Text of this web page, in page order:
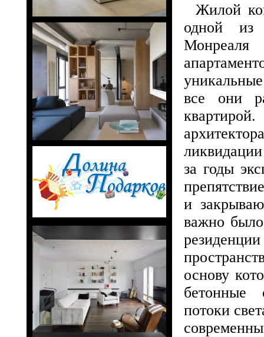
Жилой
одной из
все они
за годы
и
важно было
основу
бетонные
потоки